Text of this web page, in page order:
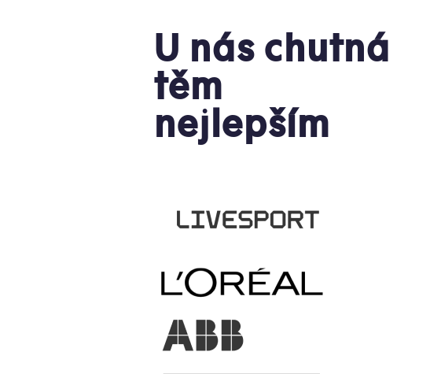
U nás chutná
těm
nejlepším